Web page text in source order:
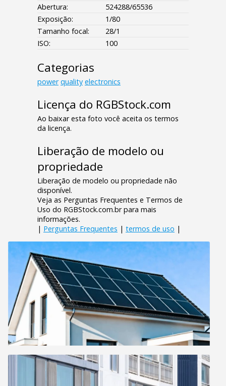
Abertura:
524288/65536
Exposição:
1/80
Tamanho focal:
28/1
ISO:
100
Categorias
power quality electronics
Licença do RGBStock.com
Ao baixar esta foto você aceita os termos
da licença.
Liberação de modelo ou
propriedade
Liberação de modelo ou propriedade não
disponível.
Veja as Perguntas Frequentes e Termos de
Uso do RGBStock.com.br para mais
informações.
| Perguntas Frequentes | termos de uso |